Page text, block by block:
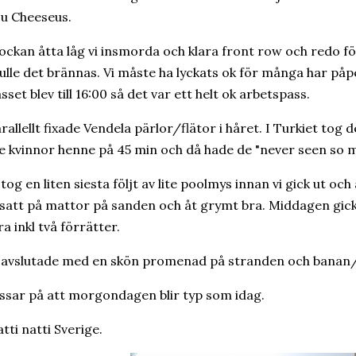
Cheeseus.
åtta låg vi insmorda och klara front row och redo
det brännas. Vi måste ha lyckats ok för många har
blev till 16:00 så det var ett helt ok arbetspass.
fixade Vendela pärlor/flätor i håret. I Turkiet tog
kvinnor henne på 45 min och då hade de "never seen so
en liten siesta följt av lite poolmys innan vi gick ut
på mattor på sanden och åt grymt bra. Middagen
inkl två förrätter.
med en skön promenad på stranden och
på att morgondagen blir typ som idag.
natti Sverige.